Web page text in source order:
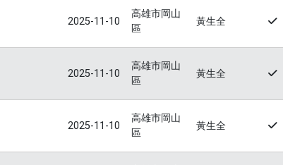
2025-11-10
高雄市岡山
區
黃生全
2025-11-10
高雄市岡山
區
黃生全
2025-11-10
高雄市岡山
區
黃生全